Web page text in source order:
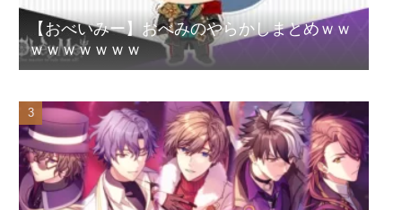
【おべいみー】おべみのやらかしまとめｗｗ
ｗｗｗｗｗｗｗ